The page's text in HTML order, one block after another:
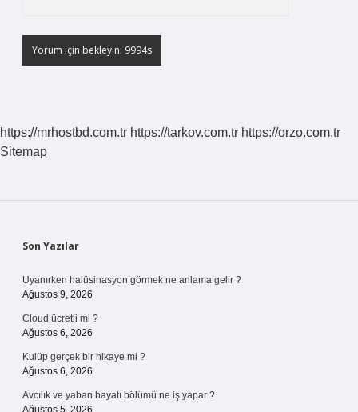
https://mrhostbd.com.tr https://tarkov.com.tr https://orzo.com.tr
Sitemap
Sidebar
Son Yazılar
Uyanırken halüsinasyon görmek ne anlama gelir ?
Ağustos 9, 2026
Cloud ücretli mi ?
Ağustos 6, 2026
Kulüp gerçek bir hikaye mi ?
Ağustos 6, 2026
Avcılık ve yaban hayatı bölümü ne iş yapar ?
Ağustos 5, 2026